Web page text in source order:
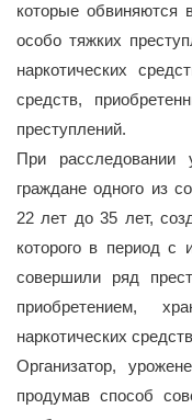
которые обвиняются
особо тяжких
наркотических
средств,
преступлений.
При расследовании
граждане одного из
22 лет до 35 лет,
которого в период с
совершили ряд
приобретением,
наркотических
Организатор,
продумав способ